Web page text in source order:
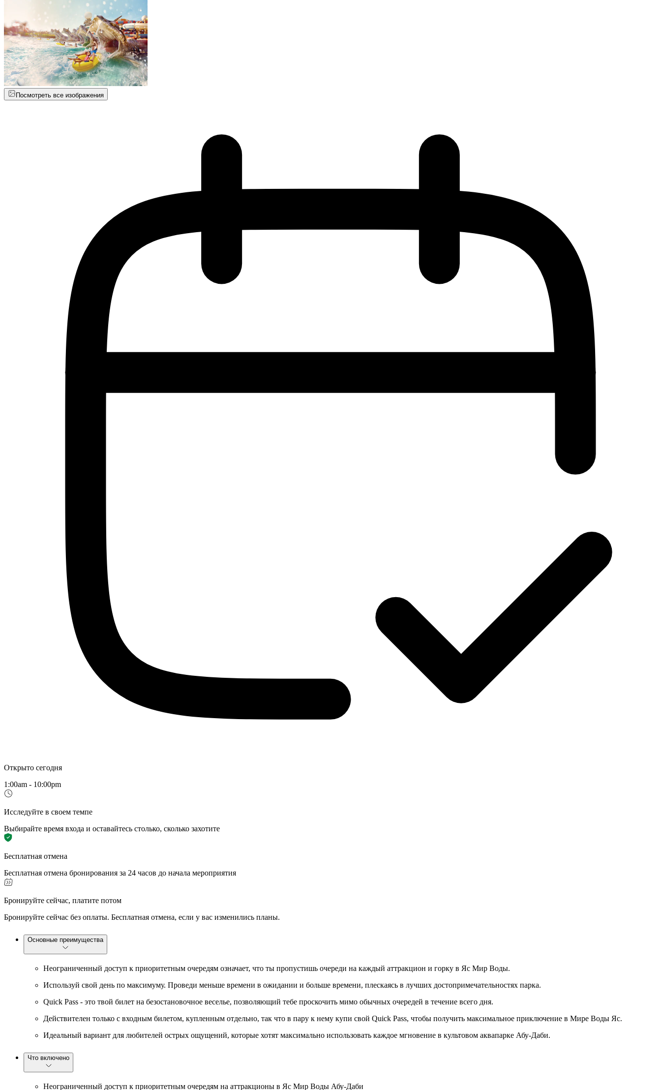
Посмотреть все изображения
Открыто сегодня
1:00am - 10:00pm
Исследуйте в своем темпе
Выбирайте время входа и оставайтесь столько, сколько захотите
Бесплатная отмена
Бесплатная отмена бронирования за 24 часов до начала мероприятия
Бронируйте сейчас, платите потом
Бронируйте сейчас без оплаты. Бесплатная отмена, если у вас изменились планы.
Основные преимущества
Неограниченный доступ к приоритетным очередям означает, что ты пропустишь очереди на каждый аттракцион и горку в Яс Мир Воды.
Используй свой день по максимуму. Проведи меньше времени в ожидании и больше времени, плескаясь в лучших достопримечательностях парка.
Quick Pass - это твой билет на безостановочное веселье, позволяющий тебе проскочить мимо обычных очередей в течение всего дня.
Действителен только с входным билетом, купленным отдельно, так что в пару к нему купи свой Quick Pass, чтобы получить максимальное приключение в Мире Воды Яс.
Идеальный вариант для любителей острых ощущений, которые хотят максимально использовать каждое мгновение в культовом аквапарке Абу-Даби.
Что включено
Неограниченный доступ к приоритетным очередям на аттракционы в Яс Мир Воды Абу-Даби